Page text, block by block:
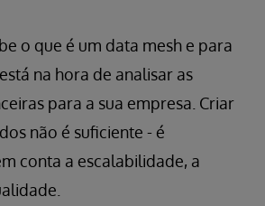
o que é um data mesh e para
na hora de analisar as
para a sua empresa. Criar
não é suficiente - é
conta a escalabilidade, a